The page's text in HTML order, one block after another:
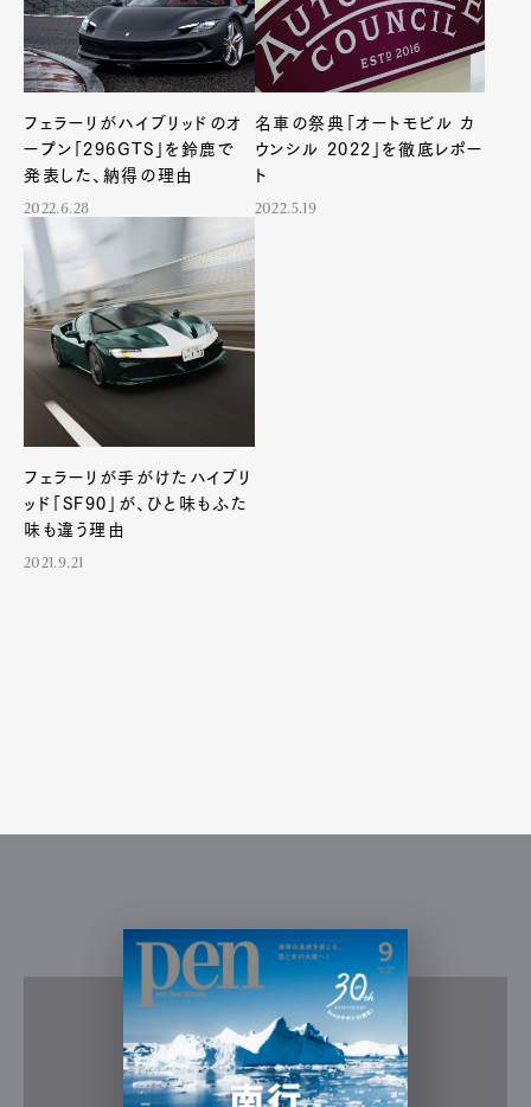
Art&Design Watch
Fashion
GourmetCars
Pen Membership
Official Columnist
Pen Meet
Pen international
フェラーリがハイブリッドのオ
ープン「296GTS」を鈴鹿で
発表した、納得の理由
2022.6.28
名車の祭典「オートモビル カ
ウンシル 2022」を徹底レポー
ト
2022.5.19
フェラーリが手がけたハイブリ
ッド「SF90」が、ひと味もふた
味も違う理由
2021.9.21